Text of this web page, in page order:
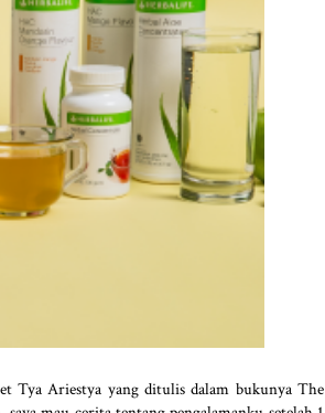
Tya Ariestya yang ditulis dalam bukunya The